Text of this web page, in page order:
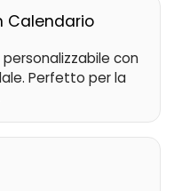
Calendario
personalizzabile con
Perfetto per la